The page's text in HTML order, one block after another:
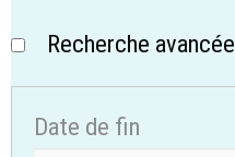
Recherche avancée
Date de fin